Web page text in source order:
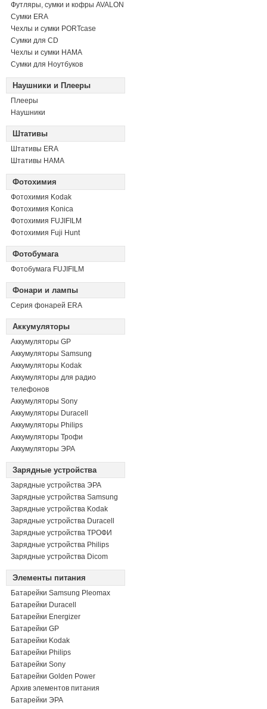
Футляры, сумки и кофры AVALON
Сумки ERA
Чехлы и сумки PORTcase
Сумки для CD
Чехлы и сумки HAMA
Сумки для Ноутбуков
Наушники и Плееры
Плееры
Наушники
Штативы
Штативы ERA
Штативы HAMA
Фотохимия
Фотохимия Kodak
Фотохимия Konica
Фотохимия FUJIFILM
Фотохимия Fuji Hunt
Фотобумага
Фотобумага FUJIFILM
Фонари и лампы
Серия фонарей ERA
Аккумуляторы
Аккумуляторы GP
Аккумуляторы Samsung
Аккумуляторы Kodak
Аккумуляторы для радио
телефонов
Аккумуляторы Sony
Аккумуляторы Duracell
Аккумуляторы Philips
Аккумуляторы Трофи
Аккумуляторы ЭРА
Зарядные устройства
Зарядные устройства ЭРА
Зарядные устройства Samsung
Зарядные устройства Kodak
Зарядные устройства Duracell
Зарядные устройства ТРОФИ
Зарядные устройства Philips
Зарядные устройства Dicom
Элементы питания
Батарейки Samsung Pleomax
Батарейки Duracell
Батарейки Energizer
Батарейки GP
Батарейки Kodak
Батарейки Philips
Батарейки Sony
Батарейки Golden Power
Архив элементов питания
Батарейки ЭРА